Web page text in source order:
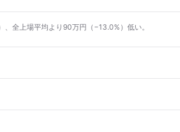
、全上場平均より90万円（−13.0%）低い。